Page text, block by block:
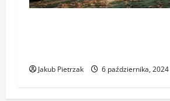
Jakub Pietrzak 6 października, 2024